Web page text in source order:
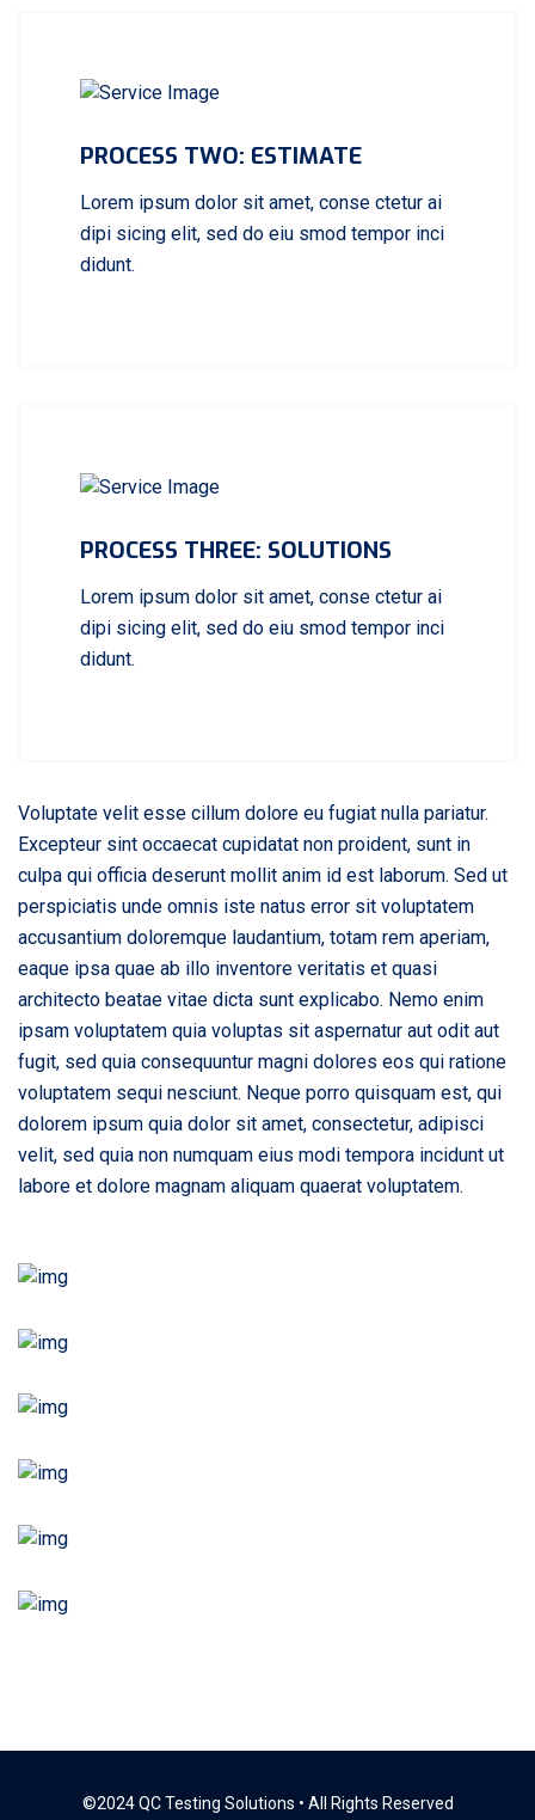
PROCESS TWO: ESTIMATE
Lorem ipsum dolor sit amet, conse ctetur ai
dipi sicing elit, sed do eiu smod tempor inci
didunt.
PROCESS THREE: SOLUTIONS
Lorem ipsum dolor sit amet, conse ctetur ai
dipi sicing elit, sed do eiu smod tempor inci
didunt.
Voluptate velit esse cillum dolore eu fugiat nulla pariatur.
Excepteur sint occaecat cupidatat non proident, sunt in
culpa qui officia deserunt mollit anim id est laborum. Sed ut
perspiciatis unde omnis iste natus error sit voluptatem
accusantium doloremque laudantium, totam rem aperiam,
eaque ipsa quae ab illo inventore veritatis et quasi
architecto beatae vitae dicta sunt explicabo. Nemo enim
ipsam voluptatem quia voluptas sit aspernatur aut odit aut
fugit, sed quia consequuntur magni dolores eos qui ratione
voluptatem sequi nesciunt. Neque porro quisquam est, qui
dolorem ipsum quia dolor sit amet, consectetur, adipisci
velit, sed quia non numquam eius modi tempora incidunt ut
labore et dolore magnam aliquam quaerat voluptatem.
©2024 QC Testing Solutions • All Rights Reserved